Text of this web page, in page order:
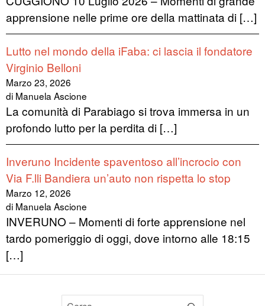
apprensione nelle prime ore della mattinata di […]
Lutto nel mondo della iFaba: ci lascia il fondatore
Virginio Belloni
Marzo 23, 2026
di Manuela Ascione
La comunità di Parabiago si trova immersa in un
profondo lutto per la perdita di […]
Inveruno Incidente spaventoso all’incrocio con
Via F.lli Bandiera un’auto non rispetta lo stop
Marzo 12, 2026
di Manuela Ascione
INVERUNO – Momenti di forte apprensione nel
tardo pomeriggio di oggi, dove intorno alle 18:15
[…]